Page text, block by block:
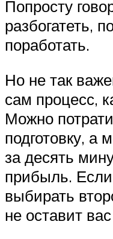
Попросту
разбогатеть,
поработать.
Но не так
сам процесс,
Можно
подготовку, а
за десять
прибыль.
выбирать
не оставит